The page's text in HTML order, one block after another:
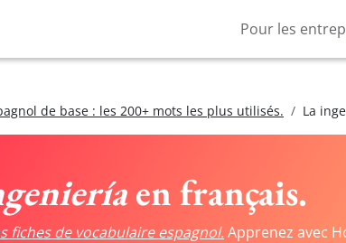
Pour les
de base : les 200+ mots les plus utilisés. La
en français.
fiches de vocabulaire espagnol.Apprenez avec